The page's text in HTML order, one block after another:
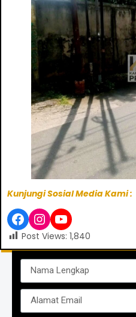
Kunjungi Sosial Media Kami :
Post Views: 1,840